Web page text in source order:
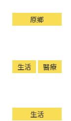
原鄉
生活 醫療
生活